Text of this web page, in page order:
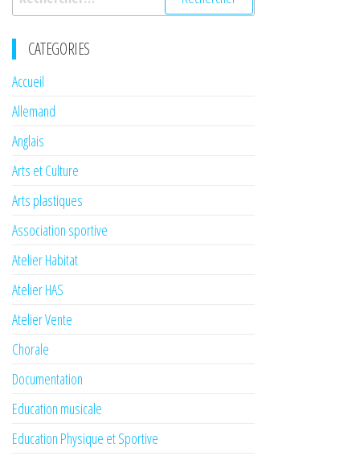
CATEGORIES
Accueil
Allemand
Anglais
Arts et Culture
Arts plastiques
Association sportive
Atelier Habitat
Atelier HAS
Atelier Vente
Chorale
Documentation
Education musicale
Education Physique et Sportive